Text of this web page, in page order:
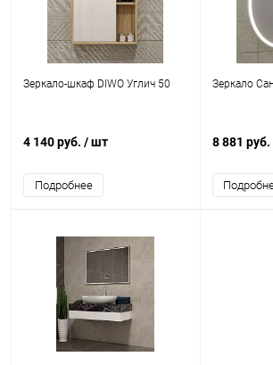
Зеркало-шкаф DIWO Углич 50
4 140 руб. / шт
Подробнее
Зеркало
8 881 руб.